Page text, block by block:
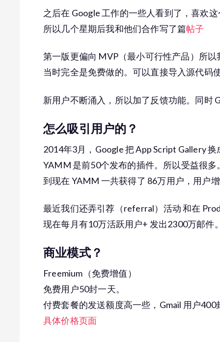
之后在 Google 工作的一些人看到了，喜欢
所以几个星期后我和他们合作写了篇帖子
第一版更偏向 MVP（最小可行性产品）所
当时完全是免费做的。可以直接导入源代码
新用户不断涌入，所以加了反馈功能。同时
怎么吸引用户的？
2014年3月，Google 把 App Script Gallery
YAMM 是前50个发布的插件。所以受益很多
到现在 YAMM 一共获得了 86万用户，用户
最近我们还弄引荐（referral）活动 和在
现在每月有10万活跃用户+ 发出2300万邮件
商业模式？
Freemium（免费增值）
免费用户50封一天。
付费套餐的发送额度高一些，Gmail 用户
具体价格页面